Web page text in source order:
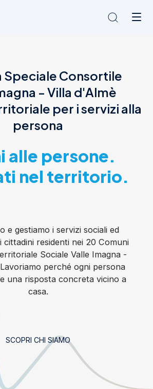
Speciale Consortile
- Villa d'Almè
per i servizi alla
persona
alle persone.
nel territorio.
e gestiamo i servizi sociali ed
cittadini residenti nei 20 Comuni
Sociale Valle Imagna -
Lavoriamo perché ogni persona
una risposta concreta vicino a
casa.
SCOPRI CHI SIAMO